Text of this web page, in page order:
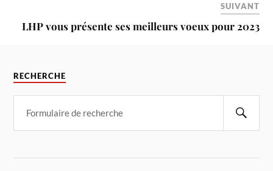
SUIVANT
LHP vous présente ses meilleurs voeux pour 2023
RECHERCHE